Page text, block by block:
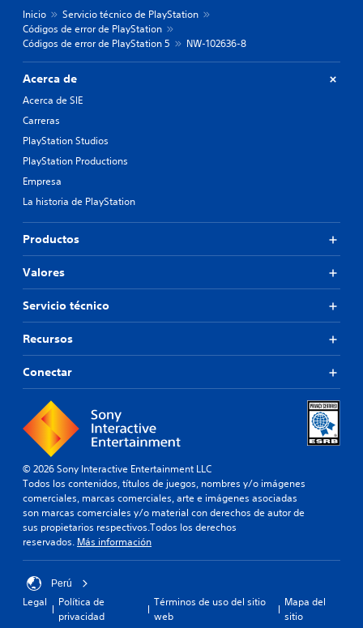
Inicio
Servicio técnico de PlayStation
Códigos de error de PlayStation
Códigos de error de PlayStation 5
NW-102636-8
Acerca de
Acerca de SIE
Carreras
PlayStation Studios
PlayStation Productions
Empresa
La historia de PlayStation
Productos
Valores
Servicio técnico
Recursos
Conectar
© 2026 Sony Interactive Entertainment LLC
Todos los contenidos, títulos de juegos, nombres y/o imágenes
comerciales, marcas comerciales, arte e imágenes asociadas
son marcas comerciales y/o material con derechos de autor de
sus propietarios respectivos.Todos los derechos
reservados. Más información
Perú
Legal
Política de
privacidad
Términos de uso del sitio
web
Mapa del
sitio